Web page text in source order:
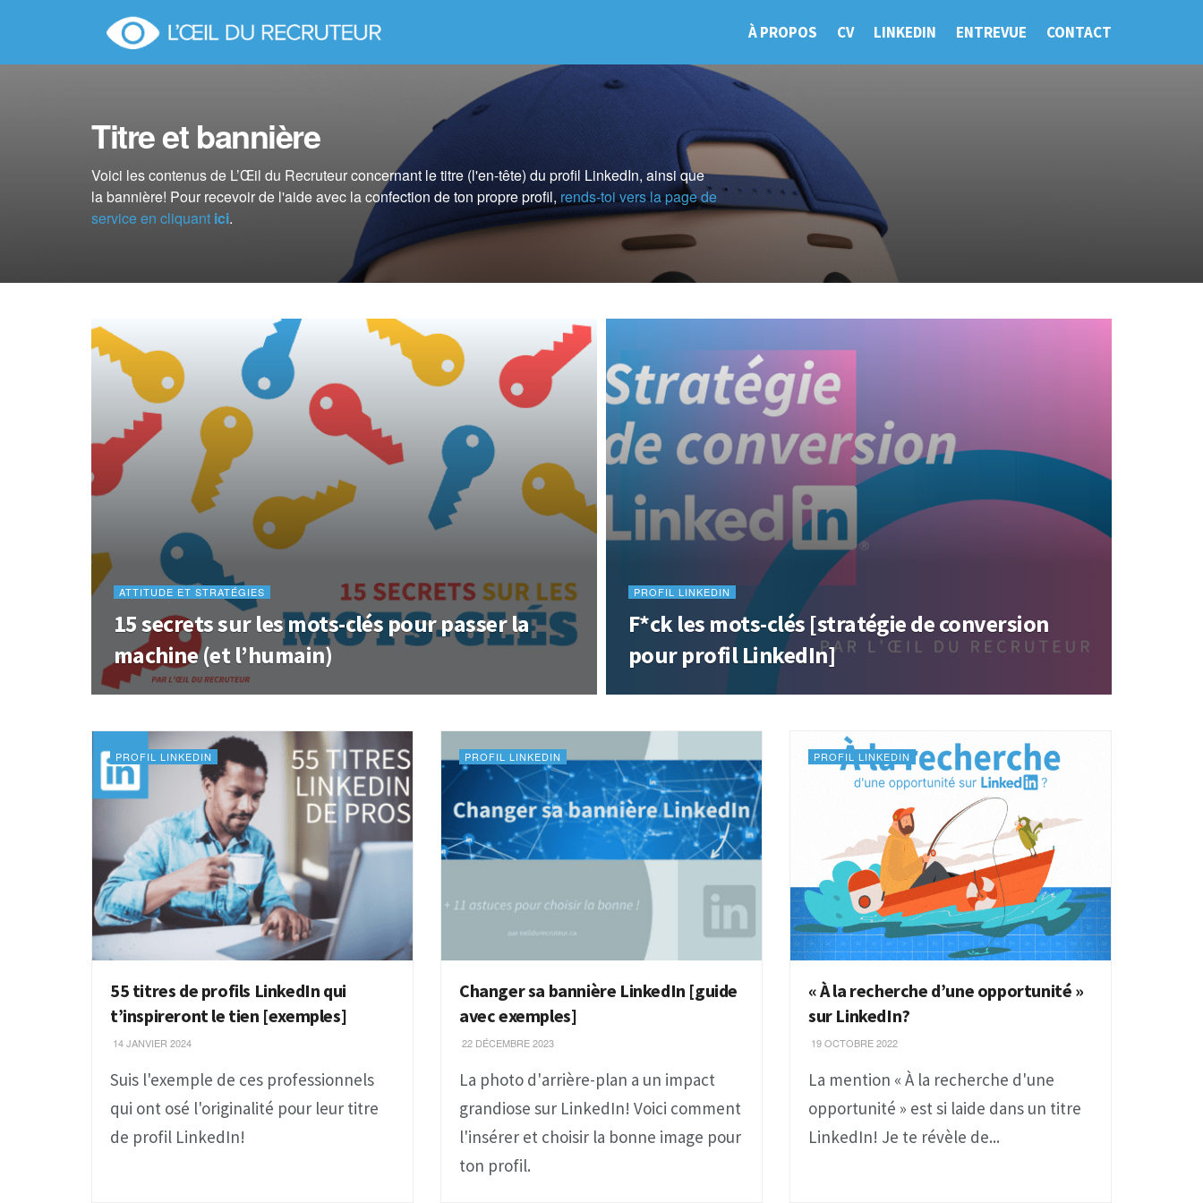
À PROPOS CV LINKEDIN ENTREVUE CONTACT
Titre et bannière
Voici les contenus de L’Œil du Recruteur concernant le titre (l'en-tête) du profil LinkedIn, ainsi que
la bannière! Pour recevoir de l'aide avec la confection de ton propre profil, rends-toi vers la page de
service en cliquant ici.
ATTITUDE ET STRATÉGIES
15 secrets sur les mots-clés pour passer la
machine (et l’humain)
PROFIL LINKEDIN
F*ck les mots-clés [stratégie de conversion
pour profil LinkedIn]
PROFIL LINKEDIN
55 titres de profils LinkedIn qui
t’inspireront le tien [exemples]
14 JANVIER 2024
Suis l'exemple de ces professionnels
qui ont osé l'originalité pour leur titre
de profil LinkedIn!
PROFIL LINKEDIN
Changer sa bannière LinkedIn [guide
avec exemples]
22 DÉCEMBRE 2023
La photo d'arrière-plan a un impact
grandiose sur LinkedIn! Voici comment
l'insérer et choisir la bonne image pour
ton profil.
PROFIL LINKEDIN
« À la recherche d’une opportunité »
sur LinkedIn?
19 OCTOBRE 2022
La mention « À la recherche d'une
opportunité » est si laide dans un titre
LinkedIn! Je te révèle de...